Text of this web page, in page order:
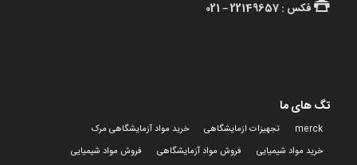
فکس : 22149657 – 021
تگ های ما
merck تجهیزات ازمایشگاهی
خرید مواد آزمایشگاهی مرک
خرید مواد شیمیایی
فروش مواد آزمایشگاهی
فروش مواد شیمیایی